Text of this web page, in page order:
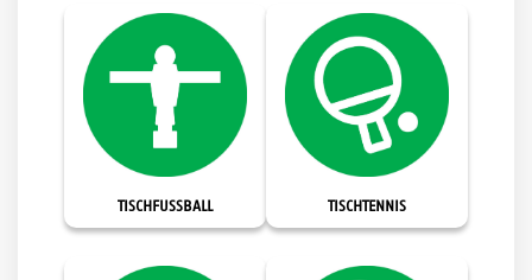
TISCHFUSSBALL TISCHTENNIS